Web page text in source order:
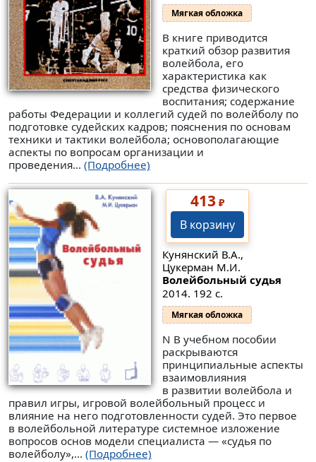
Мягкая обложка
В книге приводится
краткий обзор развития
волейбола, его
характеристика как
средства физического
воспитания; содержание
работы Федерации и коллегий судей по волейболу по
подготовке судейских кадров; пояснения по основам
техники и тактики волейбола; основополагающие
аспекты по вопросам организации и
проведения... (Подробнее)
413₽
В корзину
Кунянский В.А.,
Цукерман М.И.
Волейбольный судья
2014. 192 с.
Мягкая обложка
N В учебном пособии
раскрываются
принципиальные аспекты
взаимовлияния
в развитии волейбола и
правил игры, игровой волейбольный процесс и
влияние на него подготовленности судей. Это первое
в волейбольной литературе системное изложение
вопросов основ модели специалиста — «судья по
волейболу»,... (Подробнее)